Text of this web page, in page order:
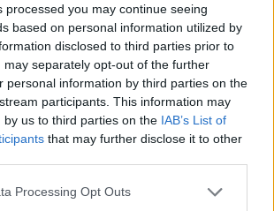
processed you may continue seeing
based on personal information utilized by
disclosed to third parties prior to
may separately opt-out of the further
personal information by third parties on the
participants. This information may
by us to third parties on the IAB’s List of
that may further disclose it to other
website/app uses one or more Google
Processing Opt Outs
50 /50
2000 /2000
Υποβολή σχολίου